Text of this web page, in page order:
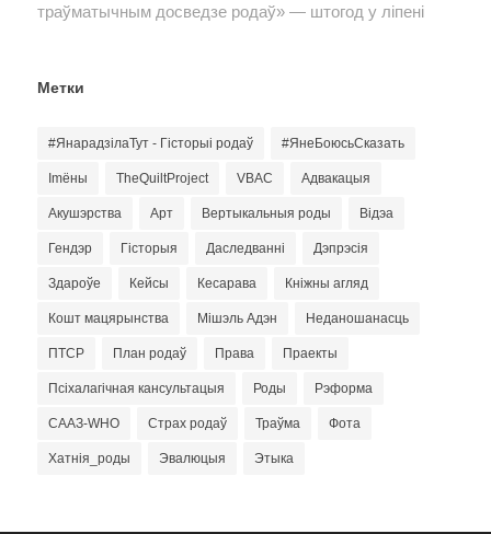
траўматычным досведзе родаў» — штогод у ліпені
Метки
#ЯнарадзілаТут - Гісторыі родаў #ЯнеБоюсьСказать
Imёны TheQuiltProject VBAC Адвакацыя
Акушэрства Арт Вертыкальныя роды Відэа
Гендэр Гісторыя Даследванні Дэпрэсія
Здароўе Кейсы Кесарава Кніжны агляд
Кошт мацярынства Мішэль Адэн Неданошанасць
ПТСР План родаў Права Праекты
Псіхалагічная кансультацыя Роды Рэформа
СААЗ-WHO Страх родаў Траўма Фота
Хатнія_роды Эвалюцыя Этыка